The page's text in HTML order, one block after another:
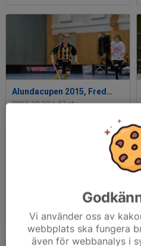
Alundacupen 2015, Fredag 30/10, Olandshallen
2015-10-30 | 57 st
Alundacupen 2015, Torsdag 29/10, Olandshallen
2015-10-29 | 50 st
Vi använder oss av
webbplats ska fungera
även för webbanalys i